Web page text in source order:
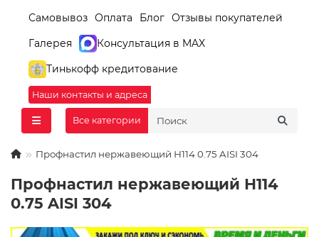
Самовывоз Оплата Блог Отзывы покупателей
Галерея
Консультация в MAX
Тинькофф кредитование
Наши контакты и адреса
Все категории
Профнастил нержавеющий Н114 0.75 AISI 304
Профнастил нержавеющий Н114
0.75 AISI 304